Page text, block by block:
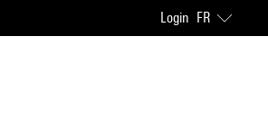
Login FR